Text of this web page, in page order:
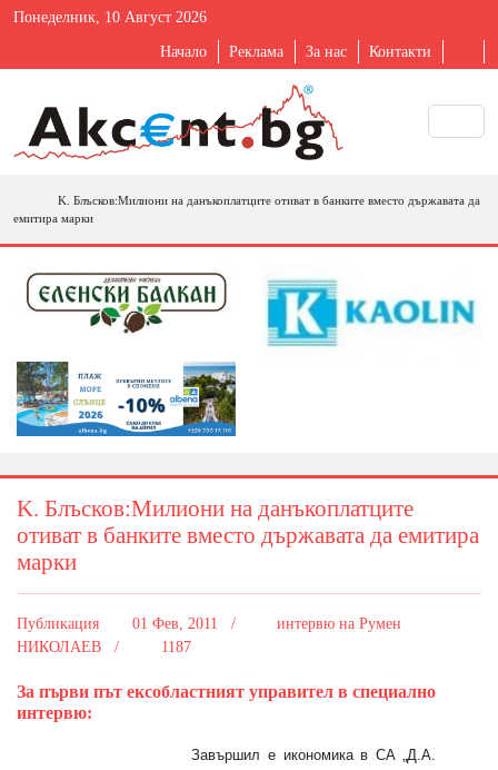
Понеделник, 10 Август 2026
Начало Реклама За нас Контакти
K. Блъсков:Милиони на данъкоплатците отиват в банките вместо държавата да
емитира марки
K. Блъсков:Милиони на данъкоплатците
отиват в банките вместо държавата да емитира
марки
Публикация 01 Фев, 2011 /
интервю на Румен
НИКОЛАЕВ /
1187
За първи път ексобластният управител в специално
интервю:
Завършил е икономика в СА „Д.А.